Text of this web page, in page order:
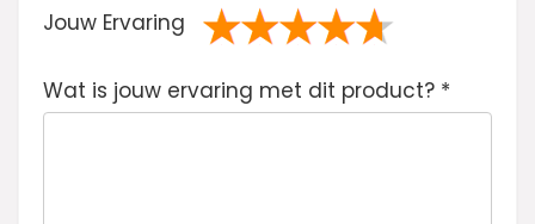
Jouw Ervaring
va
n
de 5
sterren
sterren
sterren
sterren
Wat is jouw ervaring met dit product? *